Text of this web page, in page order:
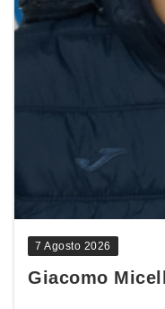
7 Agosto 2026
Giacomo